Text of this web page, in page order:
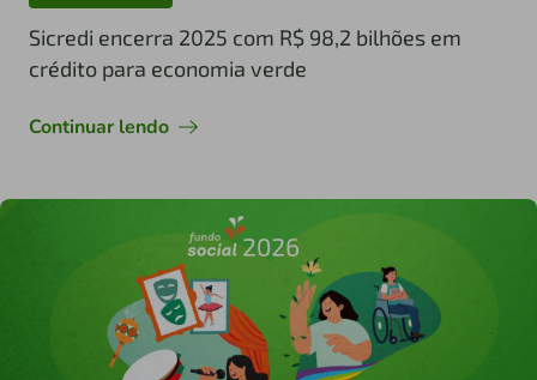
Sicredi encerra 2025 com R$ 98,2 bilhões em
crédito para economia verde
Continuar lendo